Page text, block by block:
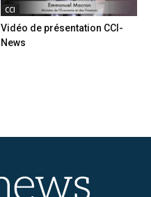
CCI
Vidéo de présentation CCI-
News